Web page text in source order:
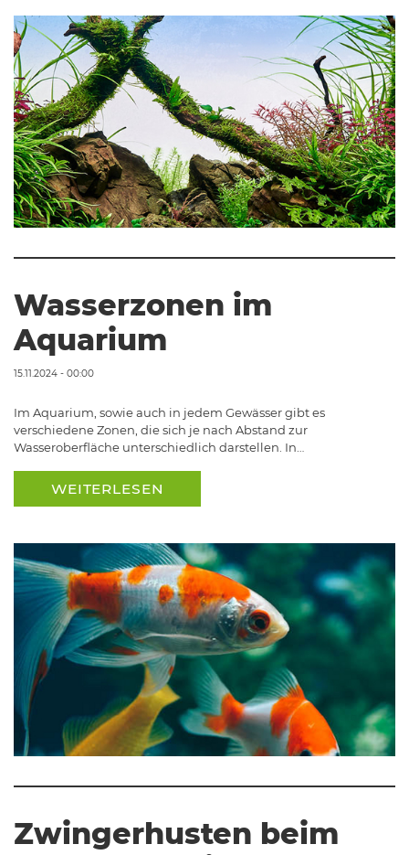
Wasserzonen im
Aquarium
15.11.2024 - 00:00
Im Aquarium, sowie auch in jedem Gewässer gibt es
verschiedene Zonen, die sich je nach Abstand zur
Wasseroberfläche unterschiedlich darstellen. In…
WEITERLESEN
Zwingerhusten beim